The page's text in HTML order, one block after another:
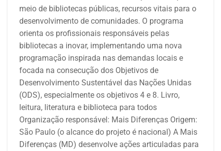
meio de bibliotecas públicas, recursos vitais para o
desenvolvimento de comunidades. O programa
orienta os profissionais responsáveis pelas
bibliotecas a inovar, implementando uma nova
programação inspirada nas demandas locais e
focada na consecução dos Objetivos de
Desenvolvimento Sustentável das Nações Unidas
(ODS), especialmente os objetivos 4 e 8. Livro,
leitura, literatura e biblioteca para todos
Organização responsável: Mais Diferenças Origem:
São Paulo (o alcance do projeto é nacional) A Mais
Diferenças (MD) desenvolve ações articuladas para